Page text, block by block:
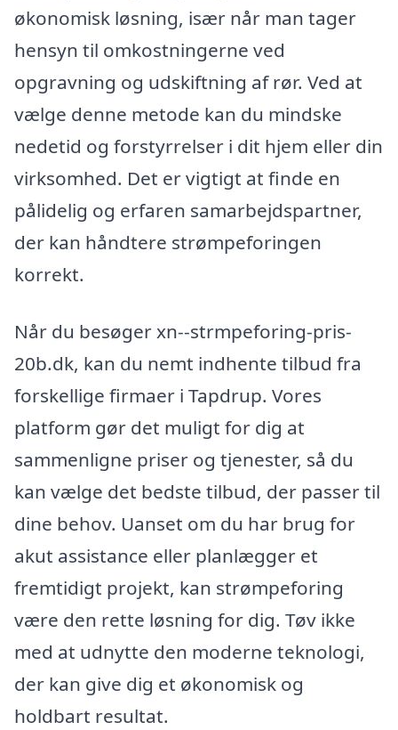
økonomisk løsning, især når man tager
hensyn til omkostningerne ved
opgravning og udskiftning af rør. Ved at
vælge denne metode kan du mindske
nedetid og forstyrrelser i dit hjem eller din
virksomhed. Det er vigtigt at finde en
pålidelig og erfaren samarbejdspartner,
der kan håndtere strømpeforingen
korrekt.
Når du besøger xn--strmpeforing-pris-
20b.dk, kan du nemt indhente tilbud fra
forskellige firmaer i Tapdrup. Vores
platform gør det muligt for dig at
sammenligne priser og tjenester, så du
kan vælge det bedste tilbud, der passer til
dine behov. Uanset om du har brug for
akut assistance eller planlægger et
fremtidigt projekt, kan strømpeforing
være den rette løsning for dig. Tøv ikke
med at udnytte den moderne teknologi,
der kan give dig et økonomisk og
holdbart resultat.